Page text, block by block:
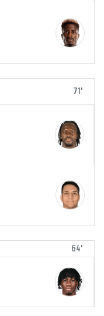
71'
64'